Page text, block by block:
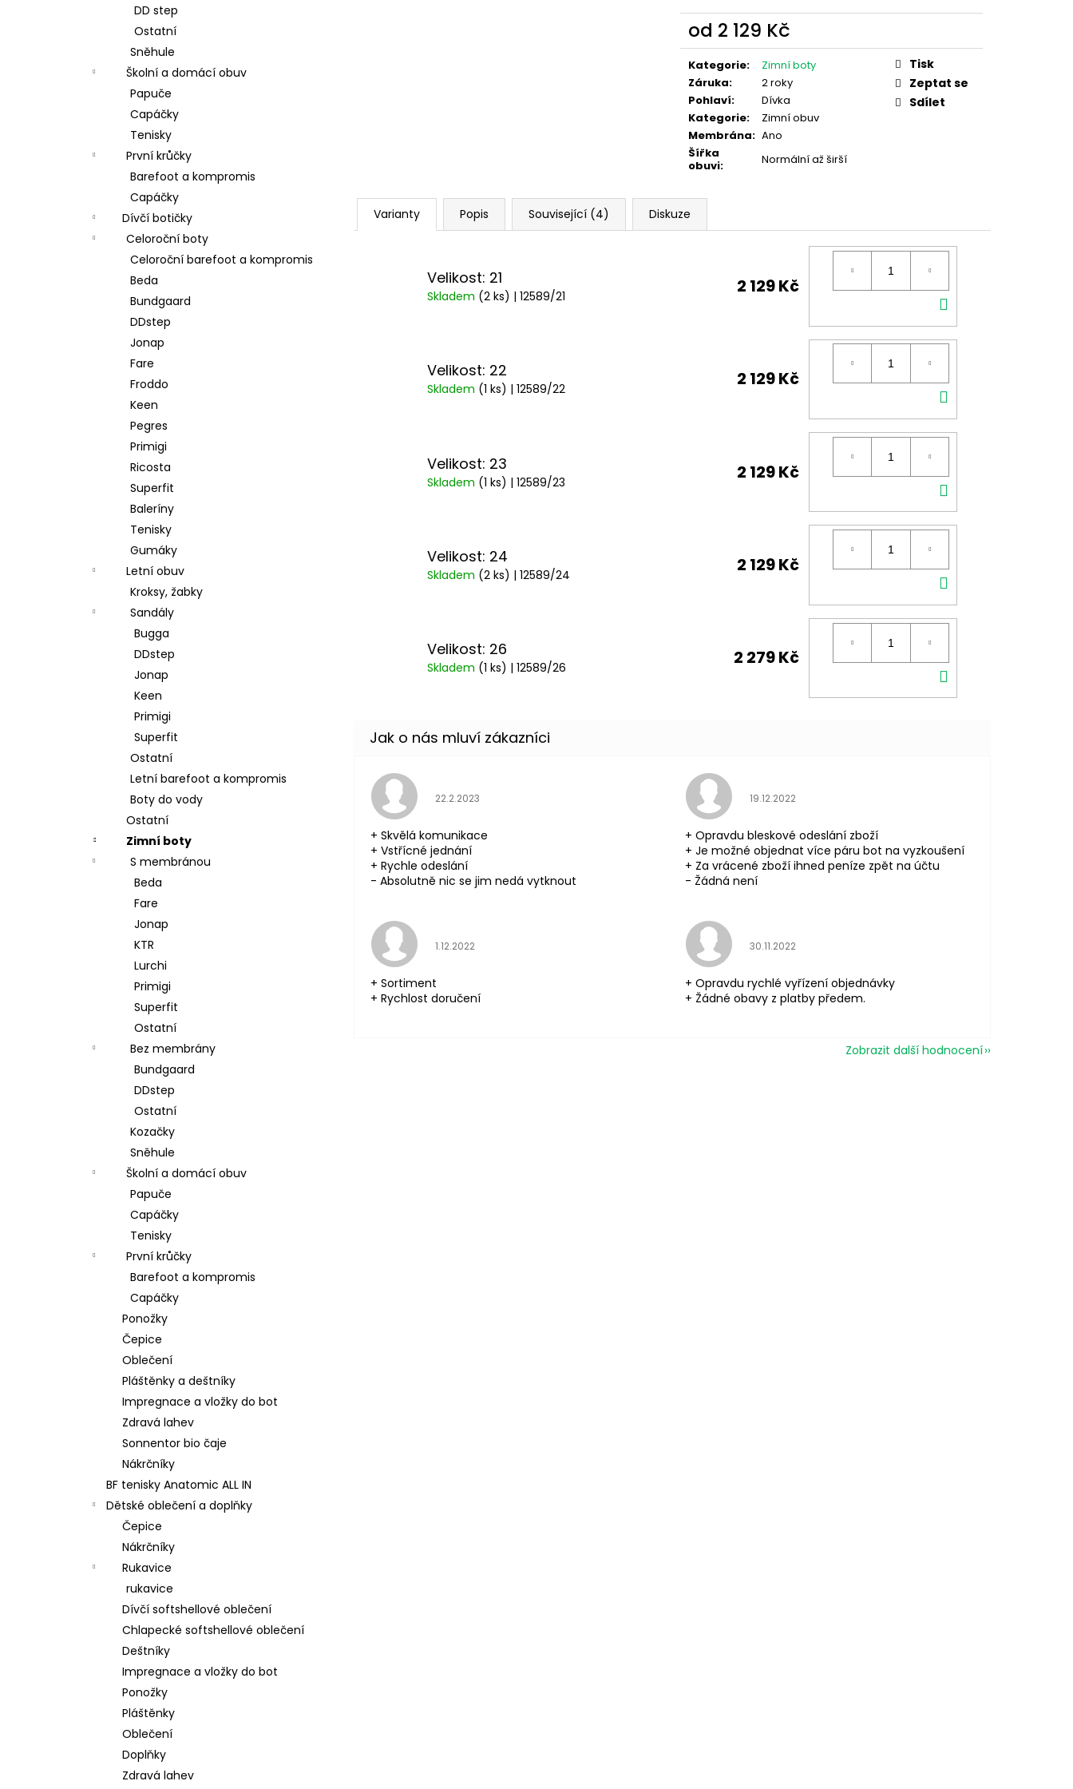
DD step
Ostatní
Sněhule
Školní a domácí obuv
Papuče
Capáčky
Tenisky
První krůčky
Barefoot a kompromis
Capáčky
Dívčí botičky
Celoroční boty
Celoroční barefoot a kompromis
Beda
Bundgaard
DDstep
Jonap
Fare
Froddo
Keen
Pegres
Primigi
Ricosta
Superfit
Baleríny
Tenisky
Gumáky
Letní obuv
Kroksy, žabky
Sandály
Bugga
DDstep
Jonap
Keen
Primigi
Superfit
Ostatní
Letní barefoot a kompromis
Boty do vody
Ostatní
Zimní boty
S membránou
Beda
Fare
Jonap
KTR
Lurchi
Primigi
Superfit
Ostatní
Bez membrány
Bundgaard
DDstep
Ostatní
Kozačky
Sněhule
Školní a domácí obuv
Papuče
Capáčky
Tenisky
První krůčky
Barefoot a kompromis
Capáčky
Ponožky
Čepice
Oblečení
Pláštěnky a deštníky
Impregnace a vložky do bot
Zdravá lahev
Sonnentor bio čaje
Nákrčníky
BF tenisky Anatomic ALL IN
Dětské oblečení a doplňky
Čepice
Nákrčníky
Rukavice
rukavice
Dívčí softshellové oblečení
Chlapecké softshellové oblečení
Deštníky
Impregnace a vložky do bot
Ponožky
Pláštěnky
Oblečení
Doplňky
Zdravá lahev
od 2 129 Kč
Měrná
cena:
Kategorie:
Zimní boty
Záruka:
2 roky
Pohlaví:
Dívka
Kategorie:
Zimní obuv
Membrána: Ano
Šířka
obuvi: Normální až širší
Tisk
Zeptat se
Sdílet
Varianty Popis Související (4) Diskuze
Velikost: 21
Skladem (2 ks) | 12589/21 2 129 Kč
KOŠÍKU
Velikost: 22
Skladem (1 ks) | 12589/22 2 129 Kč
KOŠÍKU
Velikost: 23
Skladem (1 ks) | 12589/23 2 129 Kč
KOŠÍKU
Velikost: 24
Skladem (2 ks) | 12589/24 2 129 Kč
KOŠÍKU
Velikost: 26
Skladem (1 ks) | 12589/26 2 279 Kč
KOŠÍKU
Hodnocení obchodu je 5 z 5 hvězdiček.
22.2.2023
+ Skvělá komunikace
+ Vstřícné jednání
+ Rychle odeslání
- Absolutně nic se jim nedá vytknout
Hodnocení obchodu je 5 z 5 hvězdiček.
19.12.2022
+ Opravdu bleskové odeslání zboží
+ Je možné objednat více páru bot na vyzkoušení
+ Za vrácené zboží ihned peníze zpět na účtu
- Žádná není
Hodnocení obchodu je 5 z 5 hvězdiček.
1.12.2022
+ Sortiment
+ Rychlost doručení
Hodnocení obchodu je 5 z 5 hvězdiček.
30.11.2022
+ Opravdu rychlé vyřízení objednávky
+ Žádné obavy z platby předem.
Zobrazit další hodnocení